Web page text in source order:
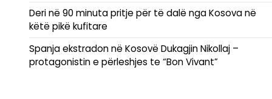
Deri në 90 minuta pritje për të dalë nga Kosova në
këtë pikë kufitare
Spanja ekstradon në Kosovë Dukagjin Nikollaj –
protagonistin e përleshjes te “Bon Vivant”